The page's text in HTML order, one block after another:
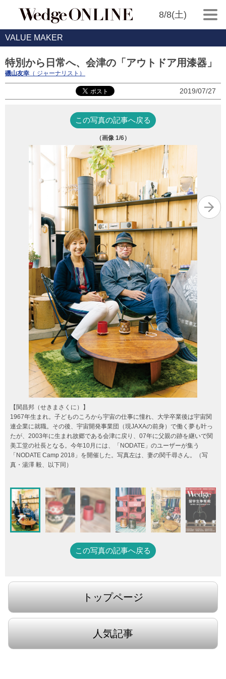
8/8(土)
VALUE MAKER
特別から日常へ、会津の「アウトドア用漆器」
磯山友幸 （ ジャーナリスト）
2019/07/27
この写真の記事へ戻る
（画像 1/6）
【関昌邦（せきまさくに ）】
1967年生まれ。子どものころから宇宙の仕事に憧れ、大学卒業後は宇宙関
連企業に就職。その後、宇宙開発事業団（現JAXAの前身）で働く夢も叶っ
たが、2003年に生まれ故郷である会津に戻り、07年に父親の跡を継いで関
美工堂の社長となる。今年10月には、「NODATE」のユーザーが集う
「NODATE Camp 2018」を開催した。写真左は、妻の関千尋さん。（写
真・湯澤 毅、以下同）
この写真の記事へ戻る
トップページ
人気記事